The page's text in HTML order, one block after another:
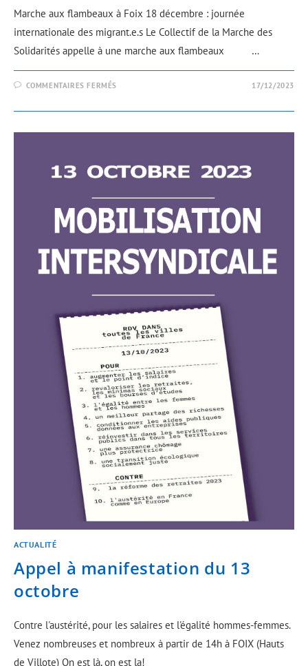
Marche aux flambeaux à Foix 18 décembre : journée
internationale des migrant.e.s Le Collectif de la Marche des
Solidarités appelle à une marche aux flambeaux …
COMMENTAIRES FERMÉS 17/12/2023
ACTUALITÉ
Appel à manifestation du 13
octobre
Contre l'austérité, pour les salaires et l'égalité hommes-femmes.
Venez nombreuses et nombreux à partir de 14h à FOIX (Hauts
de Villote) On est là, on est la!